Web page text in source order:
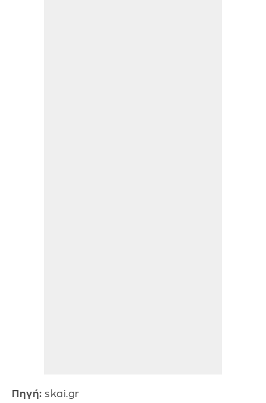
Πηγή: skai.gr